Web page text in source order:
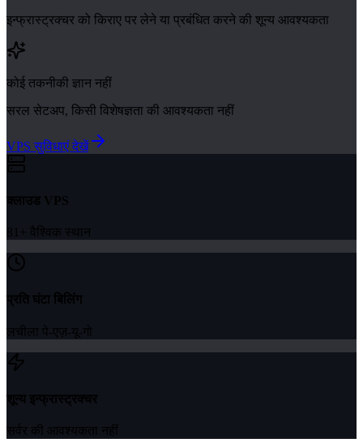
इन्फ्रास्ट्रक्चर को किराए पर लेने या प्रबंधित करने की शून्य आवश्यकता
कोई तकनीकी ज्ञान नहीं
सरल सेटअप, किसी विशेषज्ञता की आवश्यकता नहीं
VPS सुविधाएं देखें
क्लाउड VPS
81+ वैश्विक स्थान
प्रति घंटा बिलिंग
लचीला पे-एज़-यू-गो
शून्य इन्फ्रास्ट्रक्चर
सर्वर की आवश्यकता नहीं